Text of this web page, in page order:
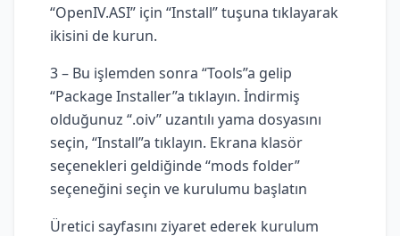
“OpenIV.ASI” için “Install” tuşuna tıklayarak
ikisini de kurun.
3 – Bu işlemden sonra “Tools”a gelip
“Package Installer”a tıklayın. İndirmiş
olduğunuz “.oiv” uzantılı yama dosyasını
seçin, “Install”a tıklayın. Ekrana klasör
seçenekleri geldiğinde “mods folder”
seçeneğini seçin ve kurulumu başlatın
Üretici sayfasını ziyaret ederek kurulum